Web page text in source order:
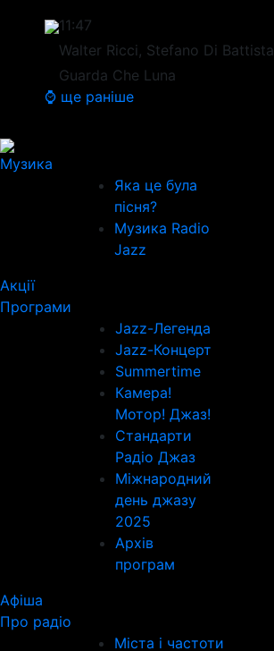
11:47
Walter Ricci, Stefano Di Battista
Guarda Che Luna
⌚ ще раніше
Музика
Яка це була
пісня?
Музика Radio
Jazz
Акції
Програми
Jazz-Легенда
Jazz-Концерт
Summertime
Камера!
Мотор! Джаз!
Стандарти
Радіо Джаз
Міжнародний
день джазу
2025
Архів
програм
Афіша
Про радіо
Міста і частоти